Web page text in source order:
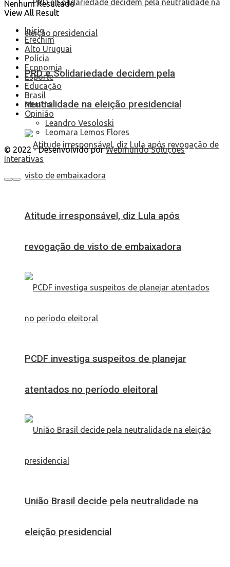
PRD e Solidariedade decidem pela
neutralidade na eleição presidencial
Atitude irresponsável, diz Lula após
revogação de visto de embaixadora
PCDF investiga suspeitos de planejar
atentados no período eleitoral
União Brasil decide pela neutralidade na
eleição presidencial
Nenhum Resultado
View All Result
Início
Erechim
Alto Uruguai
Polícia
Economia
Esporte
Educação
Brasil
Mundo
Opinião
Leandro Vesoloski
Leomara Lemos Flores
© 2022 - Desenvolvido porWebmundo Soluções
Interativas